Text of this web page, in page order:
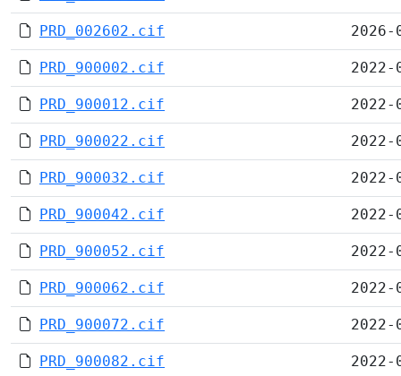
PRD_002602.cif
PRD_900002.cif
PRD_900012.cif
PRD_900022.cif
PRD_900032.cif
PRD_900042.cif
PRD_900052.cif
PRD_900062.cif
PRD_900072.cif
PRD_900082.cif